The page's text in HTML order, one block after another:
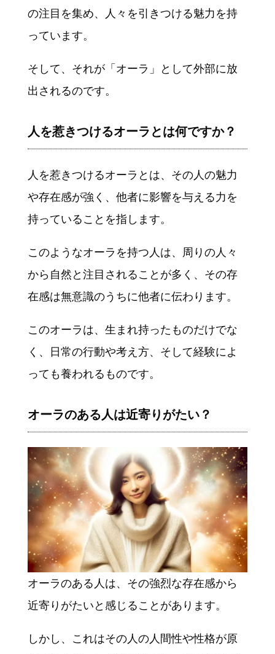
の注目を集め、人々を引きつける魅力を持
っています。
そして、それが「オーラ」として外部に放
出されるのです。
人を惹きつけるオーラとは何ですか？
人を惹きつけるオーラとは、その人の魅力
や存在感が強く、他者に影響を与える力を
持っていることを指します。
このようなオーラを持つ人は、周りの人々
から自然と注目されることが多く、その存
在感は無意識のうちに他者に伝わります。
このオーラは、生まれ持ったものだけでな
く、日常の行動や考え方、そして経験によ
っても養われるものです。
オーラのある人は近寄りがたい？
オーラのある人は、その強烈な存在感から
近寄りがたいと感じることがあります。
しかし、これはその人の人間性や性格が原